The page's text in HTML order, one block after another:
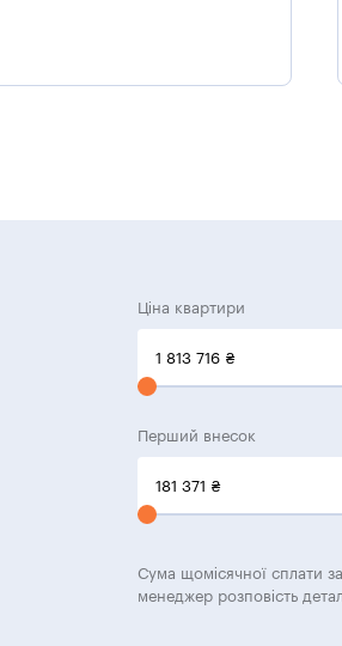
Ціна квартири
1 813 716 ₴
Перший внесок
181 371 ₴
Сума щомісячної сплати
менеджер розповість